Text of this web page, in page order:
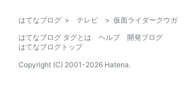
はてなブログ > テレビ > 仮面ライダークウガ
はてなブログ タグとは
ヘルプ
開発ブログ
はてなブログトップ
Copyright (C) 2001-2026 Hatena.